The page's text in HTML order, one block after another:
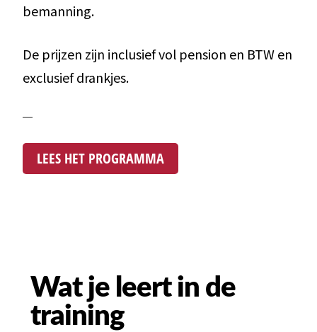
bemanning.
De prijzen zijn inclusief vol pension en BTW en
exclusief drankjes.
LEES HET PROGRAMMA
Wat je leert in de
training